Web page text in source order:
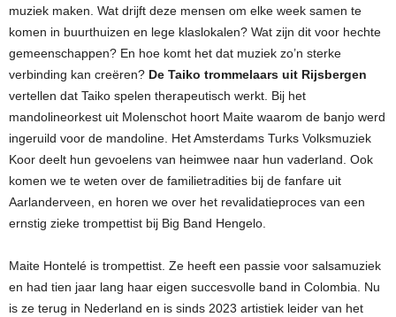
muziek maken. Wat drijft deze mensen om elke week samen te
komen in buurthuizen en lege klaslokalen? Wat zijn dit voor hechte
gemeenschappen? En hoe komt het dat muziek zo’n sterke
verbinding kan creëren? De Taiko trommelaars uit Rijsbergen
vertellen dat Taiko spelen therapeutisch werkt. Bij het
mandolineorkest uit Molenschot hoort Maite waarom de banjo werd
ingeruild voor de mandoline. Het Amsterdams Turks Volksmuziek
Koor deelt hun gevoelens van heimwee naar hun vaderland. Ook
komen we te weten over de familietradities bij de fanfare uit
Aarlanderveen, en horen we over het revalidatieproces van een
ernstig zieke trompettist bij Big Band Hengelo.
Maite Hontelé is trompettist. Ze heeft een passie voor salsamuziek
en had tien jaar lang haar eigen succesvolle band in Colombia. Nu
is ze terug in Nederland en is sinds 2023 artistiek leider van het